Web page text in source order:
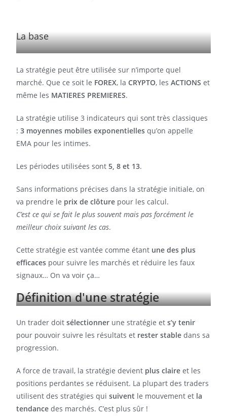
La base
La stratégie peut être utilisée sur n’importe quel
marché. Que ce soit le FOREX, laCRYPTO, lesACTIONS et
même les MATIERES PREMIERES.
La stratégie utilise 3 indicateurs qui sont très classiques
:3 moyennes mobiles exponentielles qu’on appelle
EMA pour les intimes.
Les périodes utilisées sont5, 8 et 13.
Sans informations précises dans la stratégie initiale, on
va prendre le prix de clôture pour les calcul.
C’est ce qui se fait le plus souvent mais pas forcément le
meilleur choix suivant les cas.
Cette stratégie est vantée comme étant une des plus
efficaces pour suivre les marchés et réduire les faux
signaux… On va voir ça…
Définition d'une stratégie
Un trader doitsélectionner une stratégie et s’y tenir
pour pouvoir suivre les résultats et rester stable dans sa
progression.
A force de travail, la stratégie devient plus claire et les
positions perdantes se réduisent. La plupart des traders
utilisent des stratégies quisuivent le mouvement et la
tendance des marchés. C’est plus sûr !